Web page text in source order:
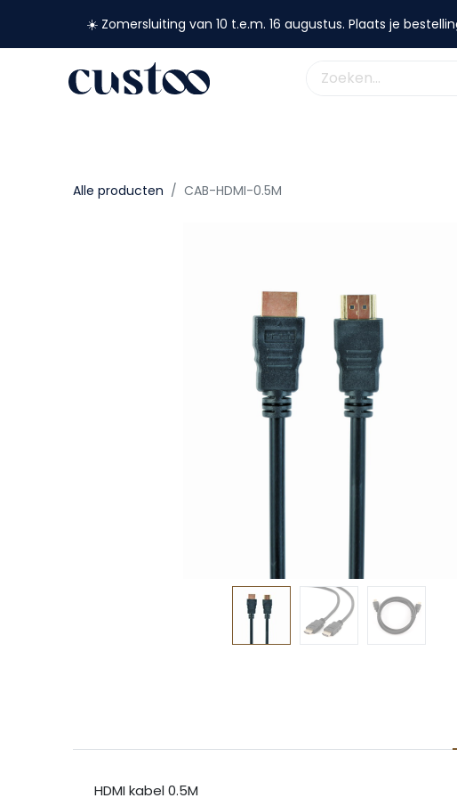
☀️ Zomersluiting van 10 t.e.m. 16 augustus. Plaats je
Alle producten CAB-HDMI-0.5M
HDMI kabel 0.5M